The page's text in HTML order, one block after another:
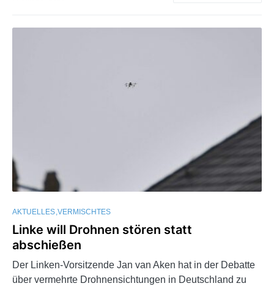
AKTUELLES VERMISCHTES
Linke will Drohnen stören statt
abschießen
Der Linken-Vorsitzende Jan van Aken hat in der Debatte
über vermehrte Drohnensichtungen in Deutschland zu